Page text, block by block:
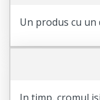
Un produs cu un